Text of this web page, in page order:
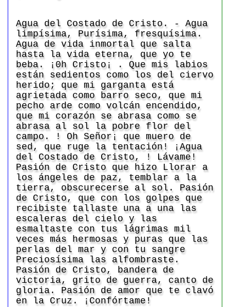
Agua del Costado de Cristo. - Agua
limpísima, Purísima, fresquísima.
Agua de vida inmortal que salta
hasta la vida eterna, que yo te
beba. ¡0h Cristo¡ . Que mis labios
están sedientos como los del ciervo
herido; que mi garganta está
agrietada como barro seco, que mi
pecho arde como volcán encendido,
que mi corazón se abrasa como se
abrasa al sol la pobre flor del
campo. ! Oh Señor¡ que muero de
sed, que ruge la tentación! ¡Agua
del Costado de Cristo, ! Lávame!
Pasión de Cristo que hizo Llorar a
los ángeles de paz, temblar a la
tierra, obscurecerse al sol. Pasión
de Cristo, que con los golpes que
recibiste tallaste una a una las
escaleras del cielo y las
esmaltaste con tus lágrimas mil
veces más hermosas y puras que las
perlas del mar y con tu sangre
Preciosísima las alfombraste.
Pasión de Cristo, bandera de
victoria, grito de guerra, canto de
gloria. Pasión de amor que te clavó
en la Cruz. ¡Confórtame!